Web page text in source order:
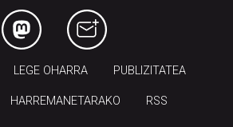
LEGE OHARRA PUBLIZITATEA
HARREMANETARAKO RSS